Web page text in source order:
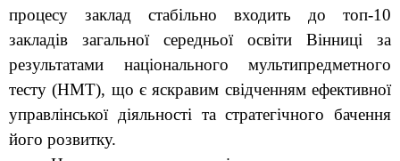
процесу заклад стабільно входить до топ-10
закладів загальної середньої освіти Вінниці за
результатами національного мультипредметного
тесту (НМТ), що є яскравим свідченням ефективної
управлінської діяльності та стратегічного бачення
його розвитку.